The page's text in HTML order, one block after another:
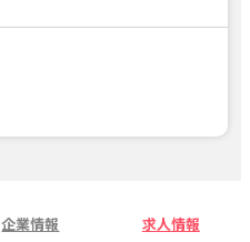
企業情報 求人情報